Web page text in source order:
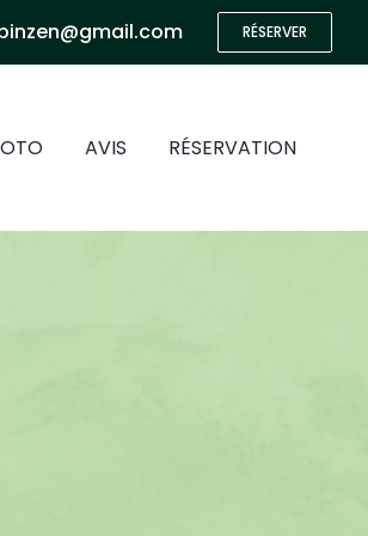
RÉSERVER
AVIS RÉSERVATION
Bascule
de
de